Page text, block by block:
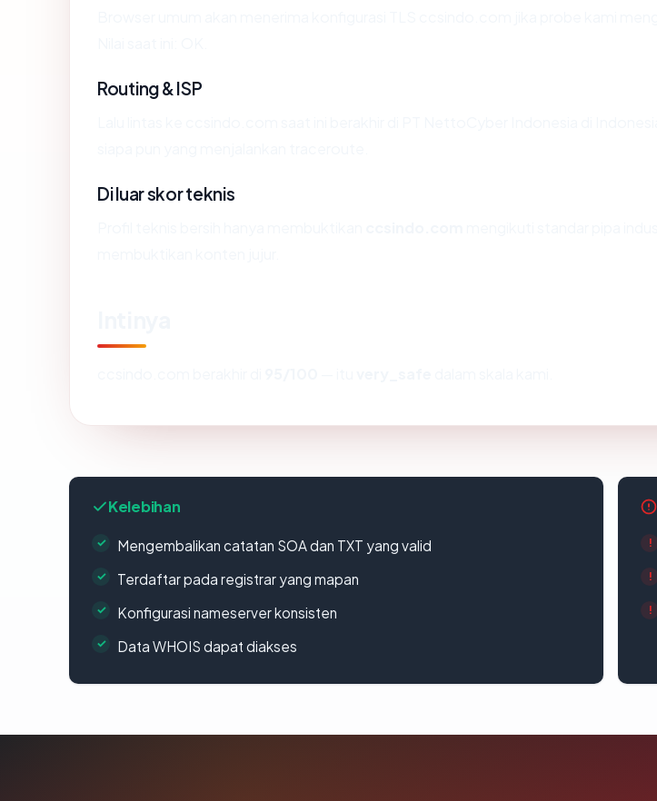
Routing & ISP
Di luar skor teknis
Kelebihan
Mengembalikan catatan SOA dan TXT yang valid
Terdaftar pada registrar yang mapan
Konfigurasi nameserver konsisten
Data WHOIS dapat diakses